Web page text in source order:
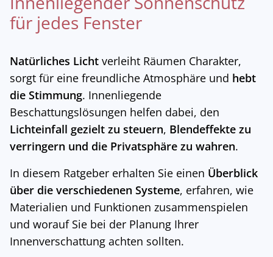
für jedes Fenster
Natürliches Licht verleiht Räumen Charakter,
sorgt für eine freundliche Atmosphäre und hebt
die Stimmung. Innenliegende
Beschattungslösungen helfen dabei, den
Lichteinfall gezielt zu steuern, Blendeffekte zu
verringern und die Privatsphäre zu wahren.
In diesem Ratgeber erhalten Sie einen Überblick
über die verschiedenen Systeme, erfahren, wie
Materialien und Funktionen zusammenspielen
und worauf Sie bei der Planung Ihrer
Innenverschattung achten sollten.